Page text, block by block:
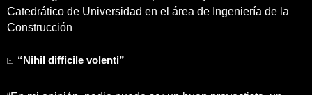
Catedrático de Universidad en el área de Ingeniería de la
Construcción
“Nihil difficile volenti”